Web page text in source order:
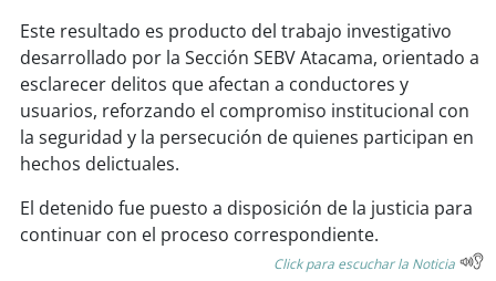
soycoronel
soyarauco
soy temuco
soy
Este resultado es producto del trabajo investigativo
desarrollado por la Sección SEBV Atacama, orientado a
esclarecer delitos que afectan a conductores y
usuarios, reforzando el compromiso institucional con
la seguridad y la persecución de quienes participan en
hechos delictuales.
El detenido fue puesto a disposición de la justicia para
continuar con el proceso correspondiente.
Click para escuchar la Noticia